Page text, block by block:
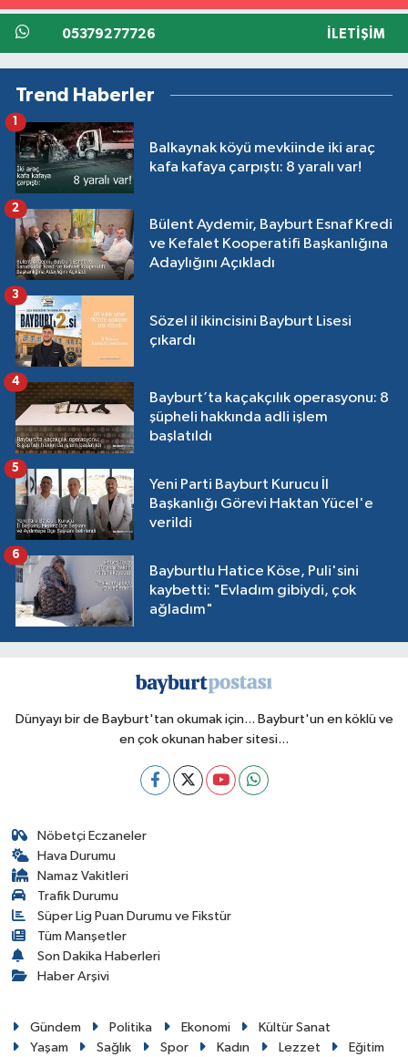
05379277726 İLETIŞIM
Trend Haberler
Balkaynak köyü mevkiinde iki araç
kafa kafaya çarpıştı: 8 yaralı var!
1
Bülent Aydemir, Bayburt Esnaf Kredi
ve Kefalet Kooperatifi Başkanlığına
Adaylığını Açıkladı
2
Sözel il ikincisini Bayburt Lisesi
çıkardı
3
Bayburt’ta kaçakçılık operasyonu: 8
şüpheli hakkında adli işlem
başlatıldı
4
Yeni Parti Bayburt Kurucu İl
Başkanlığı Görevi Haktan Yücel'e
verildi
5
Bayburtlu Hatice Köse, Puli'sini
kaybetti: "Evladım gibiydi, çok
ağladım"
6
Dünyayı bir de Bayburt'tan okumak için... Bayburt'un en köklü ve
en çok okunan haber sitesi...
Nöbetçi Eczaneler
Hava Durumu
Namaz Vakitleri
Trafik Durumu
Süper Lig Puan Durumu ve Fikstür
Tüm Manşetler
Son Dakika Haberleri
Haber Arşivi
Gündem Politika Ekonomi
Kültür Sanat
Yaşam
Sağlık Spor Kadın Lezzet Eğitim